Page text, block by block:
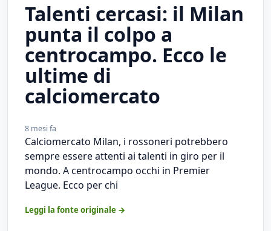
Talenti cercasi: il Milan
punta il colpo a
centrocampo. Ecco le
ultime di
calciomercato
8 mesi fa
Calciomercato Milan, i rossoneri potrebbero
sempre essere attenti ai talenti in giro per il
mondo. A centrocampo occhi in Premier
League. Ecco per chi
Leggi la fonte originale →